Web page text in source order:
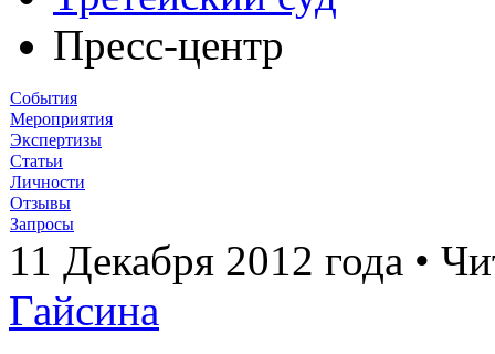
Пресс-центр
События
Мероприятия
Экспертизы
Статьи
Личности
Отзывы
Запросы
11 Декабря 2012 года •
Гайсина